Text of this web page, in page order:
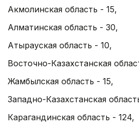
Акмолинская область - 15,
Алматинская область - 30,
Атырауская область - 10,
Восточно-Казахстанская
Жамбылская область - 15,
Западно-Казахстанская
Карагандинская область - 124,